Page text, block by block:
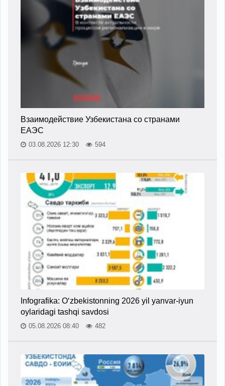
Взаимодействие Узбекистана со странами
ЕАЭС
03.08.2026 12:30 594
Infografika: O‘zbekistonning 2026 yil yanvar-iyun
oylaridagi tashqi savdosi
05.08.2026 08:40 482